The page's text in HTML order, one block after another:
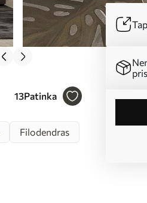
13Patinka
Filodendras